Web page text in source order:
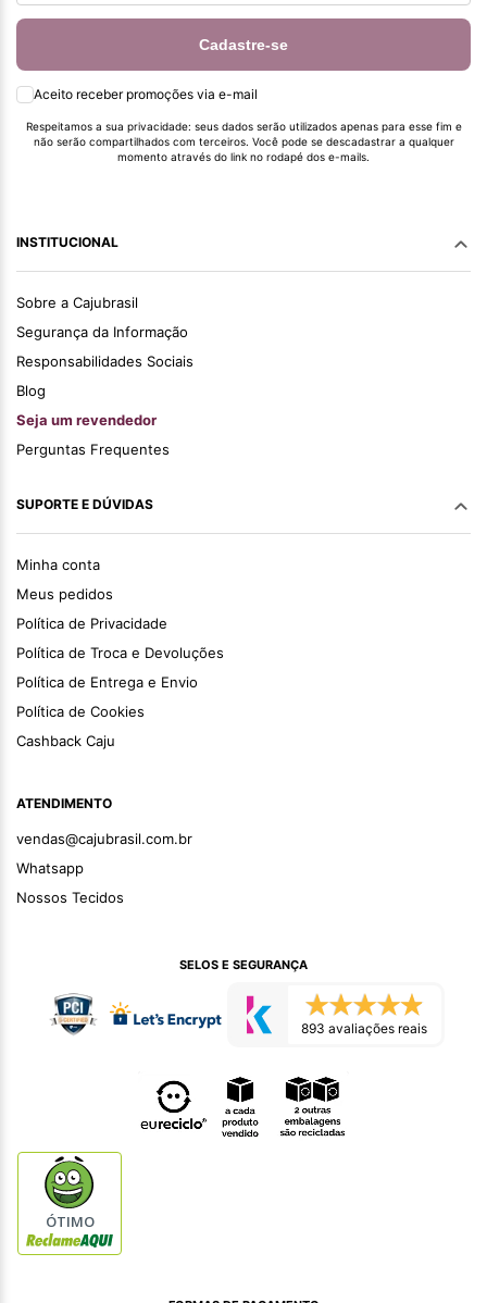
Cadastre-se
Aceito receber promoções via e-mail
Respeitamos a sua privacidade: seus dados serão utilizados apenas para esse fim e
não serão compartilhados com terceiros. Você pode se descadastrar a qualquer
momento através do link no rodapé dos e-mails.
INSTITUCIONAL
Sobre a Cajubrasil
Segurança da Informação
Responsabilidades Sociais
Blog
Seja um revendedor
Perguntas Frequentes
SUPORTE E DÚVIDAS
Minha conta
Meus pedidos
Política de Privacidade
Política de Troca e Devoluções
Política de Entrega e Envio
Política de Cookies
Cashback Caju
ATENDIMENTO
vendas@cajubrasil.com.br
Whatsapp
Nossos Tecidos
SELOS E SEGURANÇA
893 avaliações reais
ÓTIMO